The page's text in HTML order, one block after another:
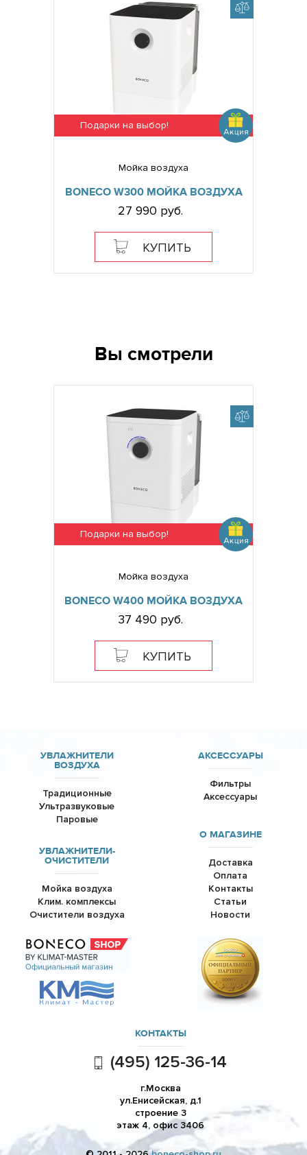
Подарки на выбор!
Мойка воздуха
BONECO W300 МОЙКА ВОЗДУХА
27 990 руб.
КУПИТЬ
Вы смотрели
Подарки на выбор!
Мойка воздуха
BONECO W400 МОЙКА ВОЗДУХА
37 490 руб.
КУПИТЬ
УВЛАЖНИТЕЛИ
ВОЗДУХА
Традиционные
Ультразвуковые
Паровые
УВЛАЖНИТЕЛИ-
ОЧИСТИТЕЛИ
Мойка воздуха
Клим. комплексы
Очистители воздуха
АКСЕССУАРЫ
Фильтры
Аксессуары
О МАГАЗИНЕ
Доставка
Оплата
Контакты
Статьи
Новости
КОНТАКТЫ
(495) 125-36-14
г.Москва
ул.Енисейская, д.1
строение 3
этаж 4, офис 3406